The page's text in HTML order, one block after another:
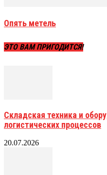
Опять метель
ЭТО ВАМ ПРИГОДИТСЯ!
Складская техника и
логистических процессов
20.07.2026